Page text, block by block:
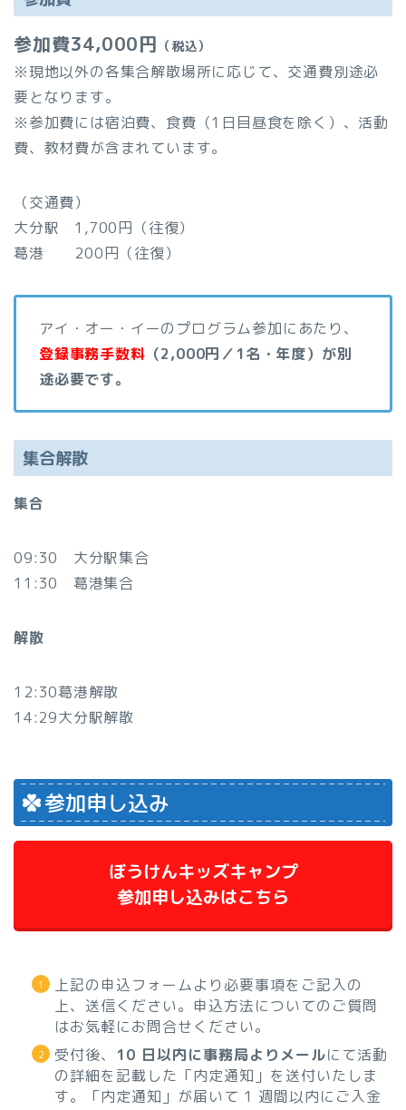
参加費34,000円 （税込）
※現地以外の各集合解散場所に応じて、交通費別途必
要となります。
※参加費には宿泊費、食費（1日目昼食を除く）、活動
費、教材費が含まれています。
（交通費）
大分駅 1,700円（往復）
葛港 200円（往復）
アイ・オー・イーのプログラム参加にあたり、
登録事務手数料 （2,000円／1名・年度）が別
途必要です。
集合解散
集合
09:30 大分駅集合
11:30 葛港集合
解散
12:30葛港解散
14:29大分駅解散
参加申し込み
ぼうけんキッズキャンプ
参加申し込みはこちら
上記の申込フォームより必要事項をご記入の
上、送信ください。申込方法についてのご質問
はお気軽にお問合せください。
受付後、 10 日以内に事務局よりメールにて活動
の詳細を記載した「内定通知」を送付いたしま
す。「内定通知」が届いて 1 週間以内にご入金